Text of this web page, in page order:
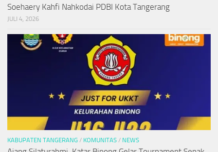
Soehaery Kahfi Nahkodai PDBI Kota Tangerang
JULI 4, 2026
KABUPATEN TANGERANG / KOMUNITAS / NEWS